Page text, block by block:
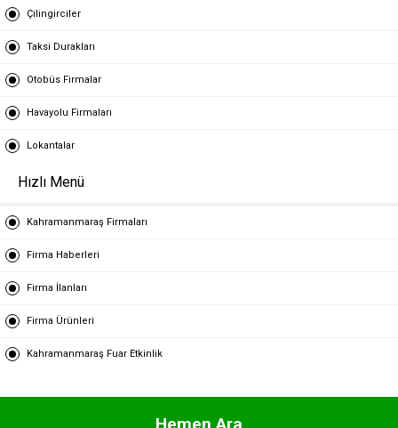
Çilingirciler
Taksi Durakları
Otobüs Firmalar
Havayolu Firmaları
Lokantalar
Hızlı Menü
Kahramanmaraş Firmaları
Firma Haberleri
Firma İlanları
Firma Ürünleri
Kahramanmaraş Fuar Etkinlik
Hemen Ara